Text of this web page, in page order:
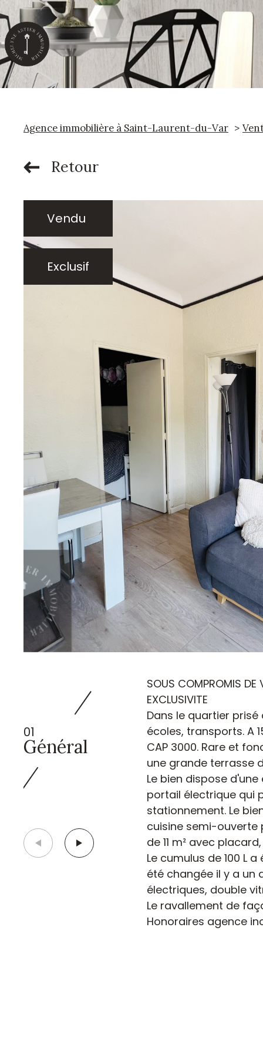
Agence immobilière à Saint-Laurent-du-Var
Retour
Vendu
Exclusif
01
Général
SOUS COMPROMIS DE
EXCLUSIVITE
Dans le quartier
écoles, transports. A
CAP 3000. Rare et
une grande terrasse
Le bien dispose
portail électrique qui
stationnement. Le
cuisine semi-ouverte
de 11 m² avec
Le cumulus de 100 L
été changée il y a un
électriques, double
Le ravallement de
Honoraires agence